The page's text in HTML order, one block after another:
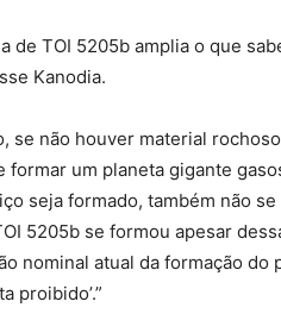
de TOI 5205b amplia o que
Kanodia.
se não houver material
formar um planeta gigante
seja formado, também não
5205b se formou apesar
nominal atual da formação
proibido’.”